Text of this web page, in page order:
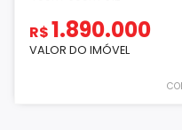
R$1.890.000
VALOR DO IMÓVEL